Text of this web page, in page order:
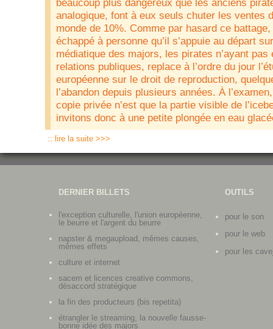
beaucoup plus dangereux que les anciens
analogique, font à eux seuls chuter les ventes
monde de 10%. Comme par hasard ce battage,
échappé à personne qu’il s’appuie au départ
médiatique des majors, les pirates n’ayant pas
relations publiques, replace à l’ordre du jour
européenne sur le droit de reproduction,
l’abandon depuis plusieurs années. À
copie privée n’est que la partie visible de
invitons donc à une petite plongée en eau
:: lire la suite >>>
DERNIER BILLETS
l'exception culturelle, l'union européenne,
le beurre et l'argent du beurre
napster & megaupload, mêmes causes,
mêmes effets
culture et internet
sacem et licences creative commons,
désaccord stratégique
la fin des producteurs (bis repetita)
étrangler le streaming, la nouvelle fausse-
bonne idée des majors
OUTILS
pour le son
pour le web
pour les